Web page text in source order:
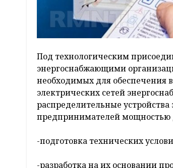
Под технологическим
энергоснабжающими
необходимых для обеспечения
электрических сетей
распределительные
предпринимателей мощностью
-подготовка технических
-разработка на их основании